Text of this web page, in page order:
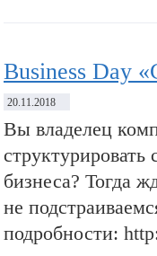
Business Day
20.11.2018
Вы владелец
бизнеса? Тогда
не
подробности: